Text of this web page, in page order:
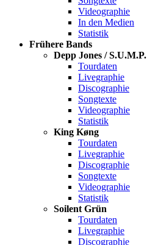
Videographie
In den Medien
Statistik
Frühere Bands
Depp Jones / S.U.M.P.
Tourdaten
Livegraphie
Discographie
Songtexte
Videographie
Statistik
King Køng
Tourdaten
Livegraphie
Discographie
Songtexte
Videographie
Statistik
Soilent Grün
Tourdaten
Livegraphie
Discographie